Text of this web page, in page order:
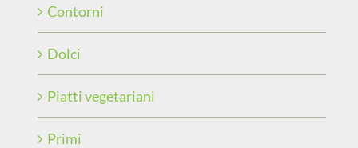
Contorni
Dolci
Piatti vegetariani
Primi